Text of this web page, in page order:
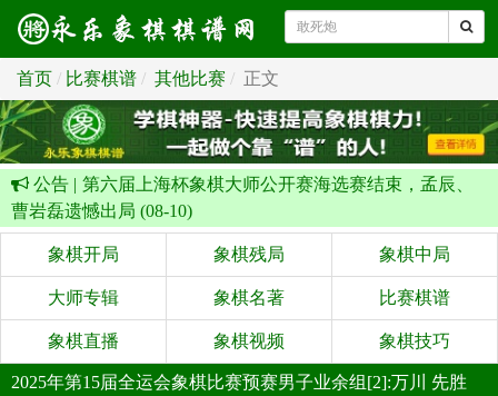
首页 比赛棋谱 其他比赛 正文
公告 | 第六届上海杯象棋大师公开赛海选赛结束，孟辰、
曹岩磊遗憾出局 (08-10)
象棋开局 象棋残局 象棋中局
大师专辑 象棋名著 比赛棋谱
象棋直播 象棋视频 象棋技巧
2025年第15届全运会象棋比赛预赛男子业余组[2]:万川 先胜